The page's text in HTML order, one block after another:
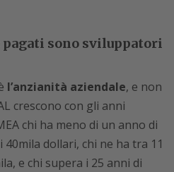
sono sviluppatori
l’anzianità aziendale, e non
crescono con gli anni
chi ha meno di un anno di
dollari, chi ne ha tra 11
e chi supera i 25 anni di